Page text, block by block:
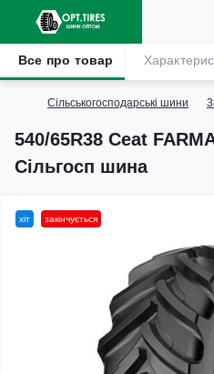
Сільськогосподарські шини
540/65R38 Ceat
Сільгосп шина
Все про товар
хіт закінчується